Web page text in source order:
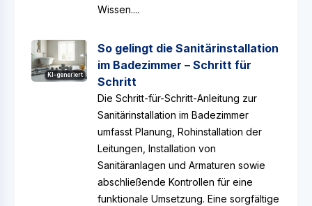
Wissen....
KI-generiert
So gelingt die Sanitärinstallation
im Badezimmer – Schritt für
Schritt
Die Schritt-für-Schritt-Anleitung zur
Sanitärinstallation im Badezimmer
umfasst Planung, Rohinstallation der
Leitungen, Installation von
Sanitäranlagen und Armaturen sowie
abschließende Kontrollen für eine
funktionale Umsetzung. Eine sorgfältige